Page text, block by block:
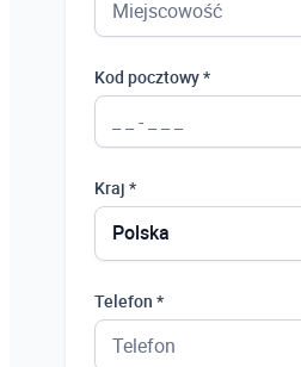
Kod pocztowy *
Kraj *
Polska
Telefon *
Polska
Ukraina